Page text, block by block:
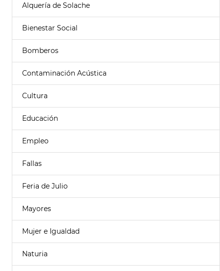
Alquería de Solache
Bienestar Social
Bomberos
Contaminación Acústica
Cultura
Educación
Empleo
Fallas
Feria de Julio
Mayores
Mujer e Igualdad
Naturia